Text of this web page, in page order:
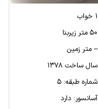
1 خواب
50 متر زیربنا
-- متر زمین
سال ساخت 1378
شماره طبقه: 5
آسانسور: دارد